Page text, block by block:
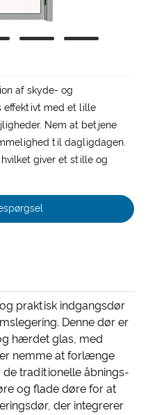
af skyde- og
effektivt med et lille
Nem at betjene
til dagligdagen.
giver et stille og
praktisk indgangsdør
Denne dør er
hærdet glas, med
nemme at forlænge
de traditionelle åbnings-
og flade døre for at
der integrerer